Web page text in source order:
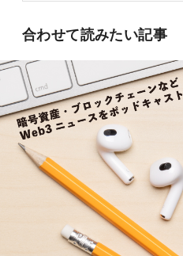
合わせて読みたい記事